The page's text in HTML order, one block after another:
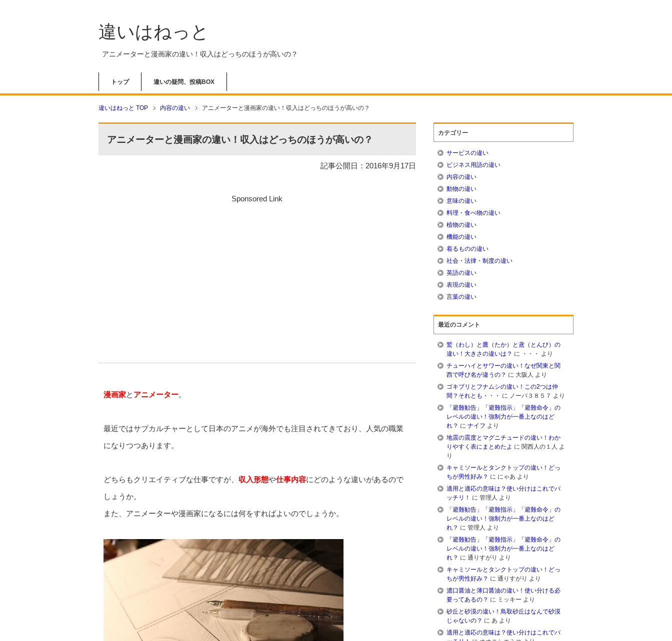
違いはねっと
アニメーターと漫画家の違い！収入はどっちのほうが高いの？
トップ 違いの疑問、投稿BOX
違いはねっと TOP 内容の違い アニメーターと漫画家の違い！収入はどっちのほうが高いの？
アニメーターと漫画家の違い！収入はどっちのほうが高いの？
記事公開日：2016年9月17日
Sponsored Link
漫画家と アニメーター。
最近ではサブカルチャーとして日本のアニメが海外でも注目されてきており、人気の職業
になりつつあります。
どちらもクリエイティブな仕事ですが、 収入形態や仕事内容にどのような違いがあるので
しょうか。
また、アニメーターや漫画家になるには何をすればよいのでしょうか。
カテゴリー
サービスの違い
ビジネス用語の違い
内容の違い
動物の違い
意味の違い
料理・食べ物の違い
植物の違い
機能の違い
着るものの違い
社会・法律・制度の違い
英語の違い
表現の違い
言葉の違い
最近のコメント
鷲（わし）と鷹（たか）と鳶（とんび）の
違い！大きさの違いは？ に ・・・
より
チューハイとサワーの違い！なぜ関東と関
西で呼び名が違うの？ に 大阪人 より
ゴキブリとフナムシの違い！この2つは仲
間？それとも・・・
に ノーバ３８５７ より
「避難勧告」「避難指示」「避難命令」の
レベルの違い！強制力が一番上なのはど
れ？ に ナイフ より
地震の震度とマグニチュードの違い！わか
りやすく表にまとめたよ に 関西人の１人 よ
り
キャミソールとタンクトップの違い！どっ
ちが男性好み？ に にゃあ より
適用と適応の意味は？使い分けはこれでバ
ッチリ！
に 管理人 より
「避難勧告」「避難指示」「避難命令」の
レベルの違い！強制力が一番上なのはど
れ？ に 管理人 より
「避難勧告」「避難指示」「避難命令」の
レベルの違い！強制力が一番上なのはど
れ？ に 通りすがり より
キャミソールとタンクトップの違い！どっ
ちが男性好み？ に 通りすがり より
濃口醤油と薄口醤油の違い！使い分ける必
要ってあるの？ に ミッキー より
砂丘と砂漠の違い！鳥取砂丘はなんで砂漠
じゃないの？ に あ より
適用と適応の意味は？使い分けはこれでバ